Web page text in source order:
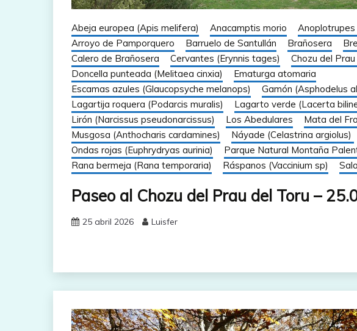
Abeja europea (Apis melifera) Anacamptis morio
Arroyo de Pamporquero
Barruelo de Santullán Brañosera
Calero de Brañosera
Cervantes (Erynnis tages)
Chozu del
Doncella punteada (Melitaea cinxia)
Ematurga atomaria
Escamas azules (Glaucopsyche melanops)
Gamón (Asphodelus
Lagartija roquera (Podarcis muralis)
Lagarto verde (Lacerta
Lirón (Narcissus pseudonarcissus)
Los Abedulares
Mata del
Musgosa (Anthocharis cardamines)
Náyade (Celastrina argiolus)
Ondas rojas (Euphrydryas aurinia)
Parque Natural Montaña
Rana bermeja (Rana temporaria)
Ráspanos (Vaccinium sp)
Paseo al Chozu del Prau del Toru –
25 abril 2026 Luisfer